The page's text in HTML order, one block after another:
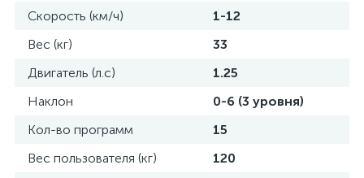
Скорость (км/ч)
1-12
Вес (кг)
33
Двигатель (л.с)
1.25
Наклон
0-6 (3 уровня)
Кол-во программ
15
Вес пользователя (кг)
120